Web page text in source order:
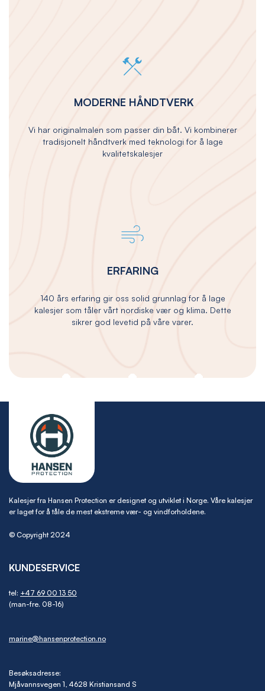
MODERNE HÅNDTVERK
Vi har originalmalen som passer din båt. Vi kombinerer
tradisjonelt håndtverk med teknologi for å lage
kvalitetskalesjer
ERFARING
140 års erfaring gir oss solid grunnlag for å lage
kalesjer som tåler vårt nordiske vær og klima. Dette
sikrer god levetid på våre varer.
Kalesjer fra Hansen Protection er designet og utviklet i Norge. Våre kalesjer
er laget for å tåle de mest ekstreme vær- og vindforholdene.
© Copyright 2024
KUNDESERVICE
tel: +47 69 00 13 50
(man-fre. 08-16)
marine@hansenprotection.no
Besøksadresse:
Mjåvannsvegen 1, 4628 Kristiansand S